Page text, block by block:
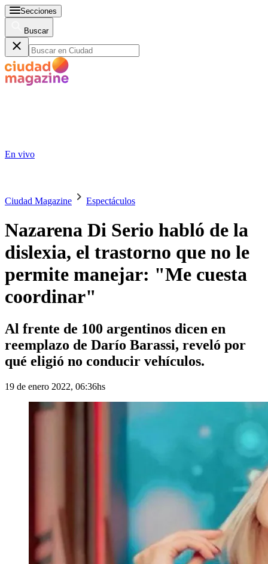
Secciones
Buscar
En vivo
Ciudad Magazine Espectáculos
Nazarena Di Serio habló de la
dislexia, el trastorno que no le
permite manejar: "Me cuesta
coordinar"
Al frente de 100 argentinos dicen en
reemplazo de Darío Barassi, reveló por
qué eligió no conducir vehículos.
19 de enero 2022, 06:36hs